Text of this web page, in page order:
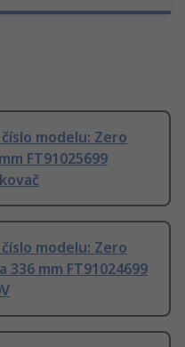
modelu: Zero
FT91025699
modelu: Zero
mm FT91024699